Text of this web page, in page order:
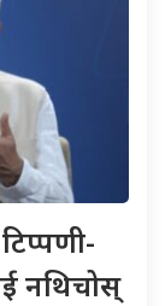
नथिचोस्